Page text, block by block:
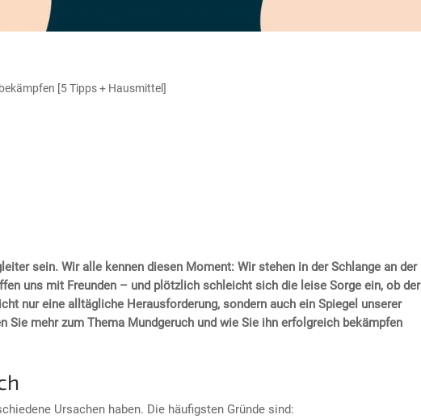
[5 Tipps + Hausmittel]
sein. Wir alle kennen diesen Moment: Wir stehen in der Schlange an der
uns mit Freunden – und plötzlich schleicht sich die leise Sorge ein, ob der
nur eine alltägliche Herausforderung, sondern auch ein Spiegel unserer
Sie mehr zum Thema Mundgeruch und wie Sie ihn erfolgreich bekämpfen
Ursachen haben. Die häufigsten Gründe sind: